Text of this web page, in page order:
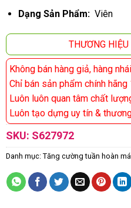
Dạng Sản Phẩm: Viên
THƯƠNG
Không bán hàng giả, hàng
Chỉ bán sản phẩm chính hãng
Luôn luôn quan tâm chất
Luôn tạo dựng uy tín &
SKU: S627972
Danh mục: Tăng cường tuần hoàn